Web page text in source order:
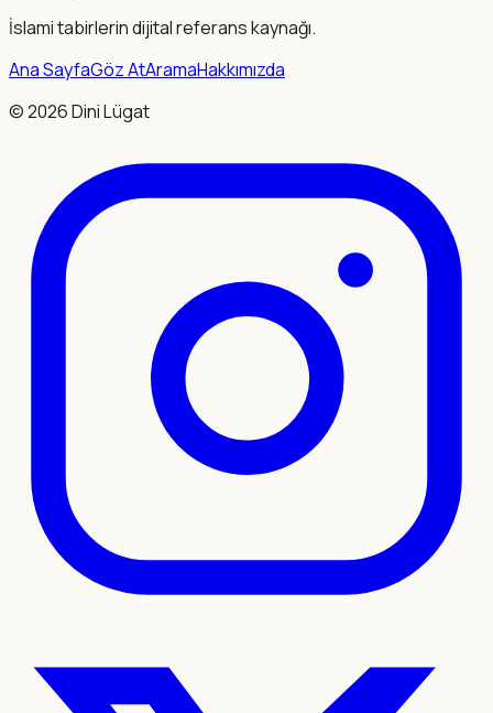
İslami tabirlerin dijital referans kaynağı.
Ana SayfaGöz AtAramaHakkımızda
©2026Dini Lügat